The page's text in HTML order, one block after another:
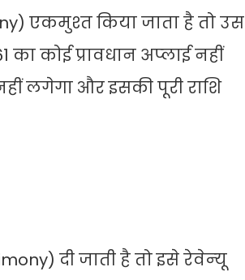
एकमुश्‍त किया जाता है तो उस
कोई प्रावधान अप्‍लाई नहीं
लगेगा और इसकी पूरी राशि
दी जाती है तो इसे रेवेन्‍यू